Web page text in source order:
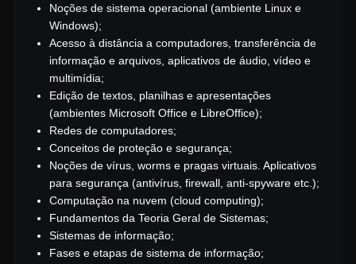
Noções de sistema operacional (ambiente Linux e
Windows);
Acesso à distância a computadores, transferência de
informação e arquivos, aplicativos de áudio, vídeo e
multimídia;
Edição de textos, planilhas e apresentações
(ambientes Microsoft Office e LibreOffice);
Redes de computadores;
Conceitos de proteção e segurança;
Noções de vírus, worms e pragas virtuais. Aplicativos
para segurança (antivírus, firewall, anti-spyware etc.);
Computação na nuvem (cloud computing);
Fundamentos da Teoria Geral de Sistemas;
Sistemas de informação;
Fases e etapas de sistema de informação;